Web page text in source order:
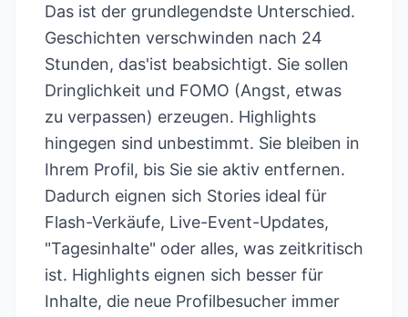
Das ist der grundlegendste Unterschied.
Geschichten verschwinden nach 24
Stunden, das'ist beabsichtigt. Sie sollen
Dringlichkeit und FOMO (Angst, etwas
zu verpassen) erzeugen. Highlights
hingegen sind unbestimmt. Sie bleiben in
Ihrem Profil, bis Sie sie aktiv entfernen.
Dadurch eignen sich Stories ideal für
Flash-Verkäufe, Live-Event-Updates,
"Tagesinhalte" oder alles, was zeitkritisch
ist. Highlights eignen sich besser für
Inhalte, die neue Profilbesucher immer